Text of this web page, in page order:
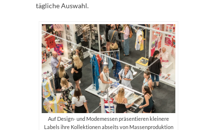
tägliche Auswahl.
Auf Design- und Modemessen präsentieren kleinere
Labels ihre Kollektionen abseits von Massenproduktion